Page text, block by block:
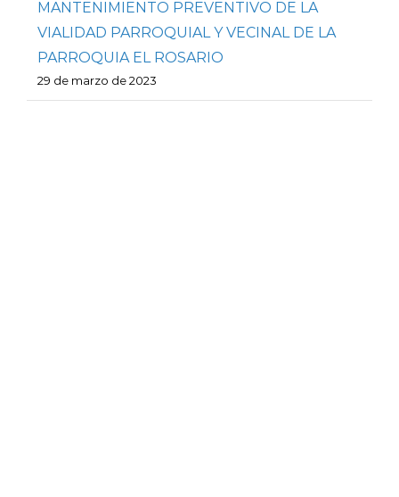
MANTENIMIENTO PREVENTIVO DE LA
VIALIDAD PARROQUIAL Y VECINAL DE LA
PARROQUIA EL ROSARIO
29 de marzo de 2023